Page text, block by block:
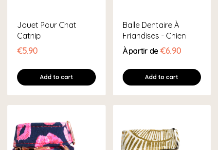
Jouet Pour Chat
Catnip
€5.90
Add to cart
Balle Dentaire À
Friandises - Chien
À partir de €6.90
Add to cart